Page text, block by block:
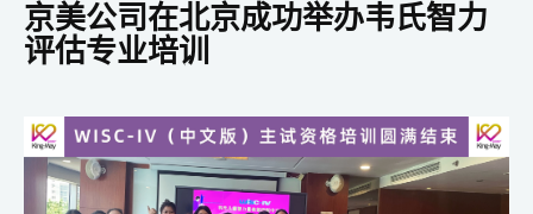
京美公司在北京成功举办韦氏智力
评估专业培训